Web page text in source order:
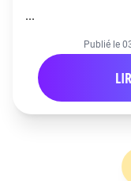
...
Publié le